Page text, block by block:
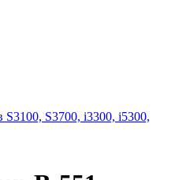
S3700, i3300, i5300,